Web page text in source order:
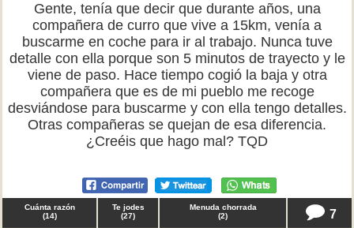
Gente, tenía que decir que durante años, una
compañera de curro que vive a 15km, venía a
buscarme en coche para ir al trabajo. Nunca tuve
detalle con ella porque son 5 minutos de trayecto y le
viene de paso. Hace tiempo cogió la baja y otra
compañera que es de mi pueblo me recoge
desviándose para buscarme y con ella tengo detalles.
Otras compañeras se quejan de esa diferencia.
¿Creéis que hago mal? TQD
Cuánta razón
(14)
Te jodes
(27)
Menuda chorrada
(2) 7